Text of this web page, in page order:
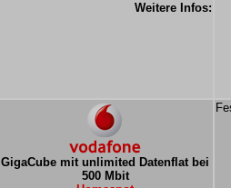
Weitere Infos:
GigaCube mit unlimited Datenflat bei
500 Mbit